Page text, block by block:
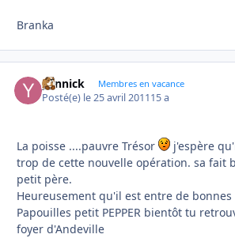
Branka
yannick Membres en vacance
Posté(e) le 25 avril 201115 a
La poisse ....pauvre Trésor
j'espère
trop de cette nouvelle opération. sa fait
petit père.
Heureusement qu'il est entre de bonnes
Papouilles petit PEPPER bientôt tu
foyer d'Andeville